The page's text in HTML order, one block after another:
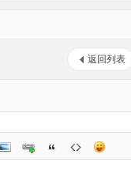
返回列表